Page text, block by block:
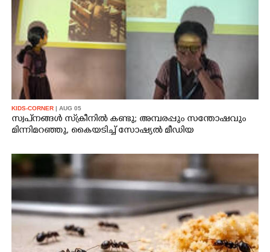
KIDS-CORNER | AUG 05
സ്വപ്‌നങ്ങൾ സ്‌ക്രീനിൽ കണ്ടു; അമ്പരപ്പും സന്തോഷവും
മിന്നിമറഞ്ഞു, കൈയടിച്ച് സോഷ്യൽ മീഡിയ